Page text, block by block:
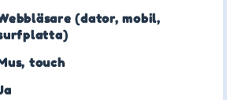
(dator, mobil,
touch